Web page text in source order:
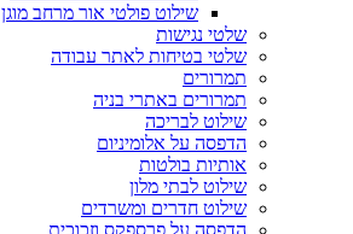
שילוט פולטי אור מרחב מוגן
שלטי נגישות
שלטי בטיחות לאתר עבודה
תמרורים
תמרורים באתרי בניה
שילוט לבריכה
הדפסה על אלומיניום
אותיות בולטות
שילוט לבתי מלון
שילוט חדרים ומשרדים
הדפסה על פרספקס וזכוכית